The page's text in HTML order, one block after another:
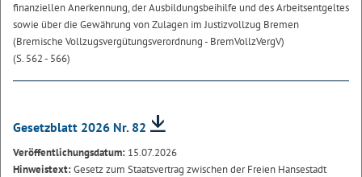
finanziellen Anerkennung, der Ausbildungsbeihilfe und des Arbeitsentgeltes
sowie über die Gewährung von Zulagen im Justizvollzug Bremen
(Bremische Vollzugsvergütungsverordnung - BremVollzVergV)
(S. 562 - 566)
Gesetzblatt 2026 Nr. 82
Veröffentlichungsdatum: 15.07.2026
Hinweistext:Gesetz zum Staatsvertrag zwischen der Freien Hansestadt